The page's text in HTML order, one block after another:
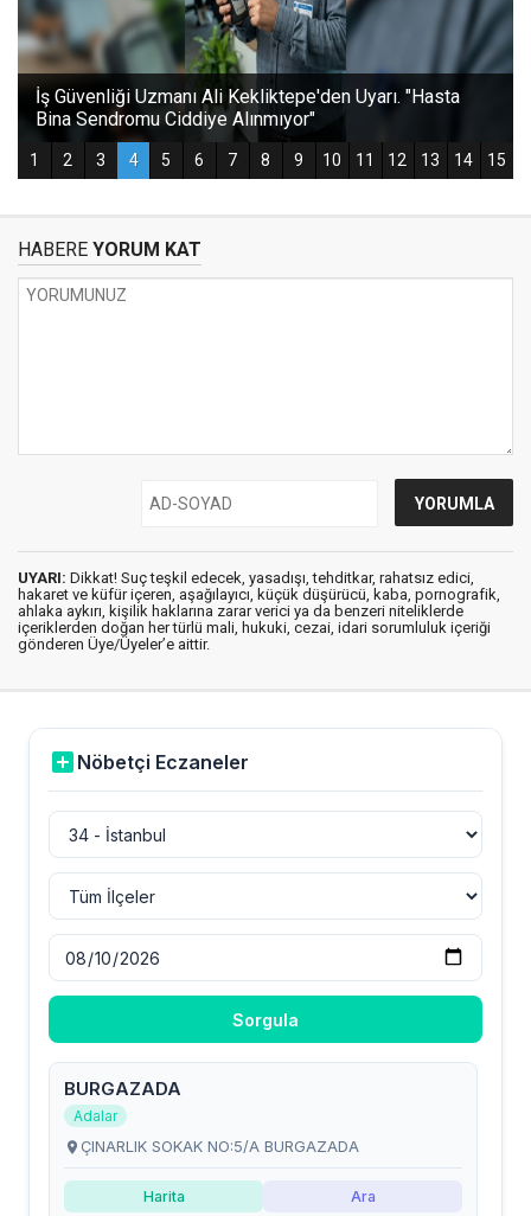
HABERE YORUM KAT
UYARI: Dikkat! Suç teşkil edecek, yasadışı, tehditkar, rahatsız edici,
hakaret ve küfür içeren, aşağılayıcı, küçük düşürücü, kaba, pornografik,
ahlaka aykırı, kişilik haklarına zarar verici ya da benzeri niteliklerde
içeriklerden doğan her türlü mali, hukuki, cezai, idari sorumluluk içeriği
gönderen Üye/Üyeler’e aittir.